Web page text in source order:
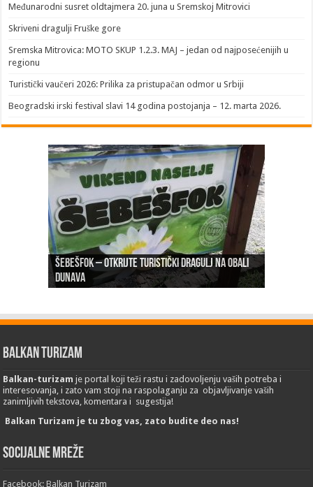
​Međunarodni susret oldtajmera 20. juna u Sremskoj Mitrovici
Skriveni dragulji Fruške gore
Sremska Mitrovica: MOTO SKUP 1.2.3. MAJ – jedan od najposećenijih u
regionu
Turistički vaučeri 2026: Prilika za pristupačan odmor u Srbiji
Beogradski irski festival slavi 14 godina postojanja – 12. marta 2026.
Šebešfok – Otkrijte turistički dragulj na obali
Dunava
Erdevik: Sremska kulenijada 8. juna
Pomerena kupališna sezona na Gradskoj plaži u
Sremskoj Mitrovici
Novi Sad: Exit festival od 6.do 9. jula
26. Međunarodni sajam turizma „EMITT 2023“
Balkan Turizam
Balkan-turizam je portal koji teži rastu i zadovoljenju vaših potreba i
interesovanja, i zato vam stoji na raspolaganju za objavljivanje vaših
zanimljivih tekstova, komentara i sugestija!
Balkan Turizam je tu zbog vas, zato budite deo nas!
Socijalne mreže
Facebook: Balkan Turizam